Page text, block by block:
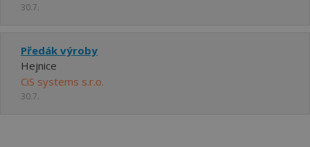
30.7.
Předák výroby
Hejnice
CiS systems s.r.o.
30.7.